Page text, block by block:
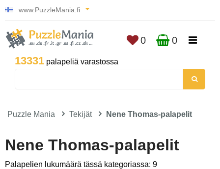
www.PuzzleMania.fi
13331 palapeliä varastossa
0 0
Puzzle Mania Tekijät Nene Thomas-palapelit
Nene Thomas-palapelit
Palapelien lukumäärä tässä kategoriassa: 9